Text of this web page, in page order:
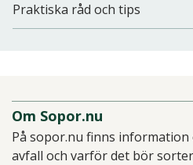
Praktiska råd och tips
Om Sopor.nu
På sopor.nu finns
avfall och varför det bör